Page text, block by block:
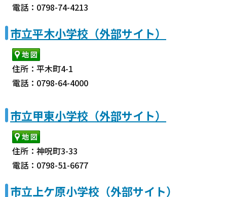
電話：0798-74-4213
市立平木小学校（外部サイト）
住所：平木町4-1
電話：0798-64-4000
市立甲東小学校（外部サイト）
住所：神呪町3-33
電話：0798-51-6677
市立上ケ原小学校（外部サイト）